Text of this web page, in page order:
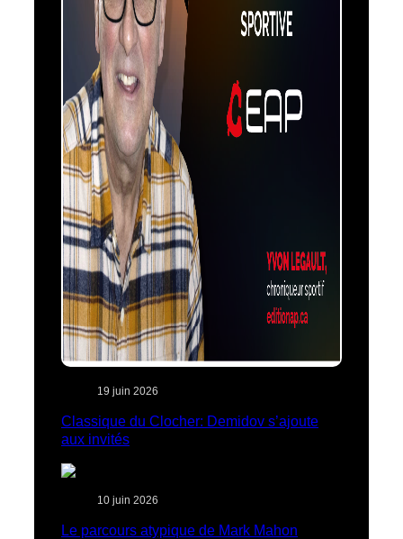
19 juin 2026
Classique du Clocher: Demidov s’ajoute
aux invités
10 juin 2026
Le parcours atypique de Mark Mahon